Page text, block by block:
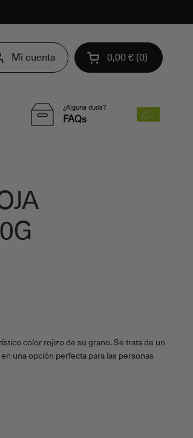
Mi cuenta Abrir carrito
0,00 € 0
¿Alguna duda?
FAQs
color rojizo de su grano. Se trata de un
una opción perfecta para las personas